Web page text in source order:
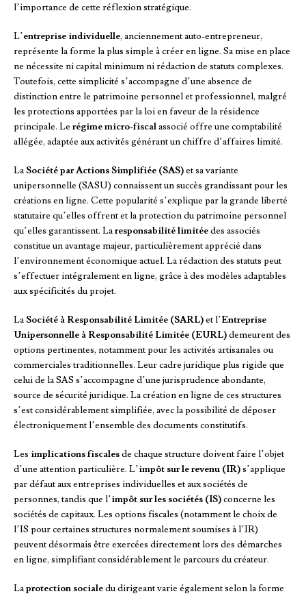
l’importance de cette réflexion stratégique.
L’entreprise individuelle, anciennement auto-entrepreneur,
représente la forme la plus simple à créer en ligne. Sa mise en place
ne nécessite ni capital minimum ni rédaction de statuts complexes.
Toutefois, cette simplicité s’accompagne d’une absence de
distinction entre le patrimoine personnel et professionnel, malgré
les protections apportées par la loi en faveur de la résidence
principale. Le régime micro-fiscalassocié offre une comptabilité
allégée, adaptée aux activités générant un chiffre d’affaires limité.
LaSociété par Actions Simplifiée (SAS)et sa variante
unipersonnelle (SASU) connaissent un succès grandissant pour les
créations en ligne. Cette popularité s’explique par la grande liberté
statutaire qu’elles offrent et la protection du patrimoine personnel
qu’elles garantissent. Laresponsabilité limitéedes associés
constitue un avantage majeur, particulièrement apprécié dans
l’environnement économique actuel. La rédaction des statuts peut
s’effectuer intégralement en ligne, grâce à des modèles adaptables
aux spécificités du projet.
LaSociété à Responsabilité Limitée (SARL)et l’Entreprise
Unipersonnelle à Responsabilité Limitée (EURL)demeurent des
options pertinentes, notamment pour les activités artisanales ou
commerciales traditionnelles. Leur cadre juridique plus rigide que
celui de la SAS s’accompagne d’une jurisprudence abondante,
source de sécurité juridique. La création en ligne de ces structures
s’est considérablement simplifiée, avec la possibilité de déposer
électroniquement l’ensemble des documents constitutifs.
Les implications fiscalesde chaque structure doivent faire l’objet
d’une attention particulière. L’impôt sur le revenu (IR)s’applique
par défaut aux entreprises individuelles et aux sociétés de
personnes, tandis que l’impôt sur les sociétés (IS)concerne les
sociétés de capitaux. Les options fiscales (notamment le choix de
l’IS pour certaines structures normalement soumises à l’IR)
peuvent désormais être exercées directement lors des démarches
en ligne, simplifiant considérablement le parcours du créateur.
Laprotection socialedu dirigeant varie également selon la forme